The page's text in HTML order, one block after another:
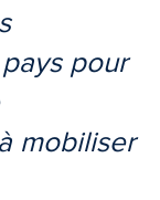
pour
mobiliser